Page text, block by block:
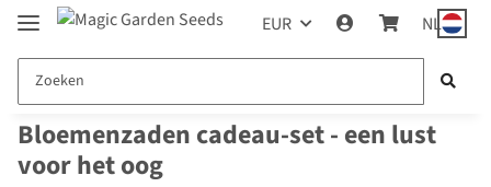
EUR NL
Bloemenzaden cadeau-set - een lust
voor het oog